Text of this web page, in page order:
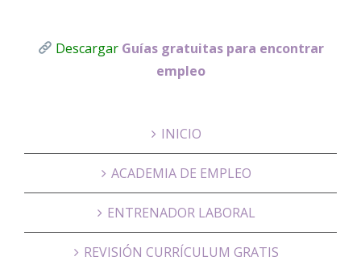
Descargar Guías gratuitas para encontrar
empleo
INICIO
ACADEMIA DE EMPLEO
ENTRENADOR LABORAL
REVISIÓN CURRÍCULUM GRATIS